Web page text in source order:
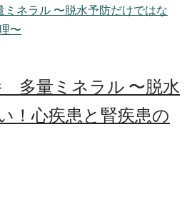
量ミネラル 〜脱水
！心疾患と腎疾患の